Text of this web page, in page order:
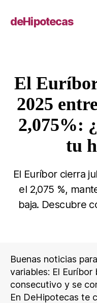
deHipotecas
El
2025
2,075%:
tu
El Euríbor cierra
el 2,075 %,
baja. Descubre
Buenas noticias
variables: El
consecutivo y se
En DeHipotecas te